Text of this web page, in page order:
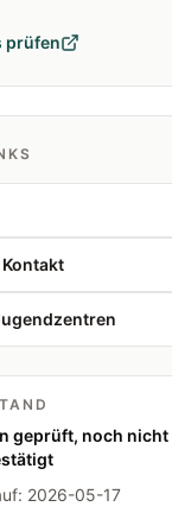
prüfen
geprüft, noch nicht
2026-05-17